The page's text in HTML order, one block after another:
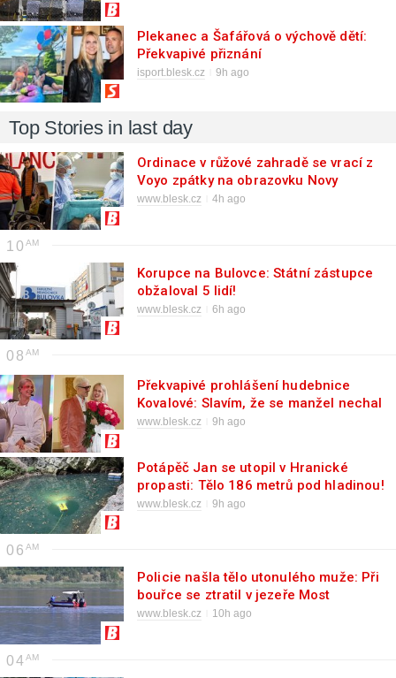
Plekanec a Šafářová o výchově dětí:
Překvapivé přiznání
isport.blesk.cz 9h ago
Top Stories in last day
Ordinace v růžové zahradě se vrací z
Voyo zpátky na obrazovku Novy
www.blesk.cz 4h ago
10
Korupce na Bulovce: Státní zástupce
obžaloval 5 lidí!
www.blesk.cz 6h ago
08
Překvapivé prohlášení hudebnice
Kovalové: Slavím, že se manžel nechal
zneplodnit
www.blesk.cz 9h ago
Potápěč Jan se utopil v Hranické
propasti: Tělo 186 metrů pod hladinou!
www.blesk.cz 9h ago
06
Policie našla tělo utonulého muže: Při
bouřce se ztratil v jezeře Most
www.blesk.cz 10h ago
04